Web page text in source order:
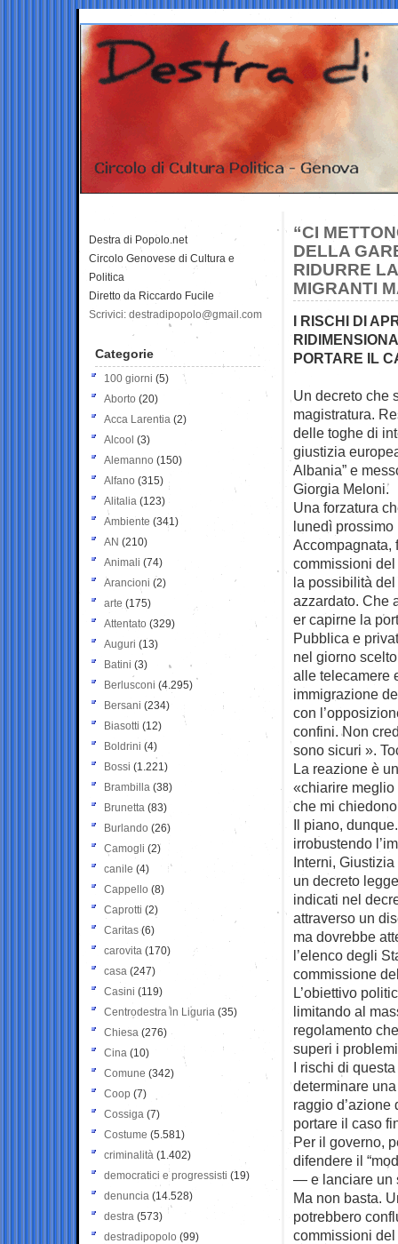
“CI
DELLA
RIDURRE
MIGRANTI
I RISCHI DI
PORTARE IL
Un decreto che
magistratura.
delle toghe di
giustizia
Albania” e
Giorgia Meloni.
Una forzatura
lunedì
Accompagnata,
commissioni
la possibilità
azzardato. Che
er capirne la
Pubblica e
nel giorno
alle telecamere
immigrazione
con
confini. Non
sono sicuri ».
La reazione è
«chiarire
che mi
Il piano,
irrobustendo
Interni,
un decreto
indicati nel
attraverso un
ma dovrebbe
l’elenco degli
commissione
L’obiettivo
limitando al
regolamento
superi i
I rischi di
determinare
raggio
portare il caso
Per il governo,
difendere il
— e lanciare un
Ma non basta.
potrebbero
commissioni
Destra di Popolo.net
Circolo Genovese di Cultura e
Politica
Diretto da Riccardo Fucile
Scrivici: destradipopolo@gmail.com
Categorie
100 giorni (5)
Aborto (20)
Acca Larentia (2)
Alcool (3)
Alemanno (150)
Alfano (315)
Alitalia (123)
Ambiente (341)
AN (210)
Animali (74)
Arancioni (2)
arte (175)
Attentato (329)
Auguri (13)
Batini (3)
Berlusconi (4.295)
Bersani (234)
Biasotti (12)
Boldrini (4)
Bossi (1.221)
Brambilla (38)
Brunetta (83)
Burlando (26)
Camogli (2)
canile (4)
Cappello (8)
Caprotti (2)
Caritas (6)
carovita (170)
casa (247)
Casini (119)
Centrodestra in Liguria (35)
Chiesa (276)
Cina (10)
Comune (342)
Coop (7)
Cossiga (7)
Costume (5.581)
criminalità (1.402)
democratici e progressisti (19)
denuncia (14.528)
destra (573)
destradipopolo (99)